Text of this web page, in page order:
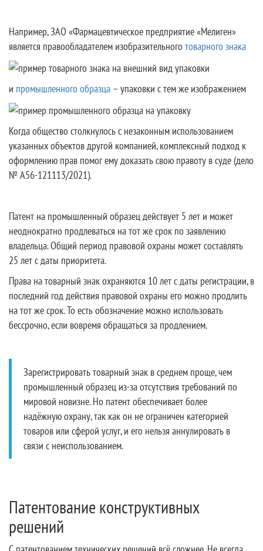
Например, ЗАО «Фармацевтическое предприятие «Мелиген»
является правообладателем изобразительного товарного знака
и промышленного образца – упаковки с тем же изображением
Когда общество столкнулось с незаконным использованием
указанных объектов другой компанией, комплексный подход к
оформлению прав помог ему доказать свою правоту в суде (дело
№ А56-121113/2021).
Патент на промышленный образец действует 5 лет и может
неоднократно продлеваться на тот же срок по заявлению
владельца. Общий период правовой охраны может составлять
25 лет с даты приоритета.
Права на товарный знак охраняются 10 лет с даты регистрации, в
последний год действия правовой охраны его можно продлить
на тот же срок. То есть обозначение можно использовать
бессрочно, если вовремя обращаться за продлением.
Зарегистрировать товарный знак в среднем проще, чем
промышленный образец из-за отсутствия требований по
мировой новизне. Но патент обеспечивает более
надёжную охрану, так как он не ограничен категорией
товаров или сферой услуг, и его нельзя аннулировать в
связи с неиспользованием.
Патентование конструктивных
решений